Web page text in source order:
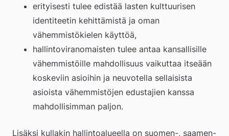
erityisesti tulee edistää lasten kulttuurisen
identiteetin kehittämistä ja oman
vähemmistökielen käyttöä,
hallintoviranomaisten tulee antaa kansallisille
vähemmistöille mahdollisuus vaikuttaa itseään
koskeviin asioihin ja neuvotella sellaisista
asioista vähemmistöjen edustajien kanssa
mahdollisimman paljon.
Lisäksi kullakin hallintoalueella on suomen-, saamen-